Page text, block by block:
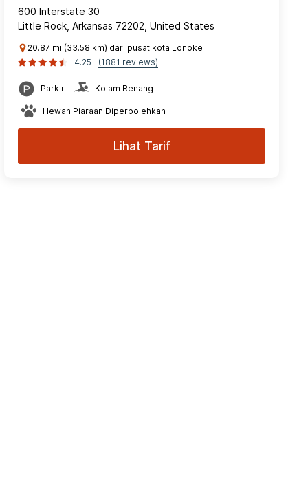
600 Interstate 30
Little Rock, Arkansas 72202, United States
20.87 mi (33.58 km) dari pusat kota Lonoke
4.25
(1881 reviews)
Parkir Kolam Renang
Hewan Piaraan Diperbolehkan
Lihat Tarif